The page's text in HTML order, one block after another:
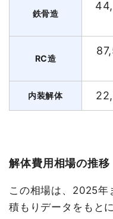
鉄骨造
RC造
内装解体
解体費用相場の推移
この相場は、2025年
積もりデータをもと